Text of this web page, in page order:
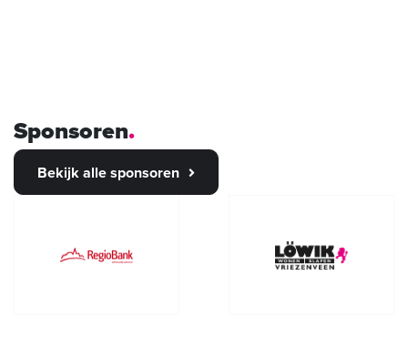
Sponsoren
Bekijk alle sponsoren